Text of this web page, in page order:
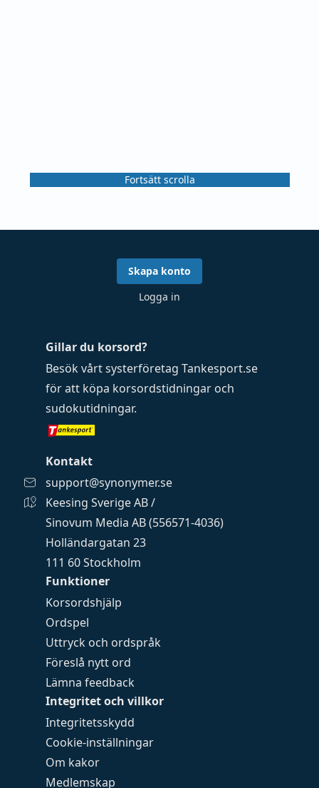
Fortsätt scrolla
Funktioner
Korsordshjälp
Ordspel
Uttryck och ordspråk
Föreslå nytt ord
Lämna feedback
Integritet och villkor
Integritetsskydd
Cookie-inställningar
Om kakor
Medlemskap
Gillar du korsord?
Besök vårt systerföretag Tankesport.se
för att köpa korsordstidningar och
sudokutidningar.
Kontakt
support@synonymer.se
Keesing Sverige AB /
Sinovum Media AB (556571-4036)
Holländargatan 23
111 60 Stockholm
Skapa konto
Logga in